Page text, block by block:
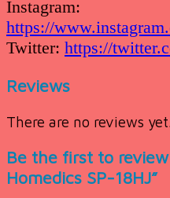
Instagram:
https://
Twitter: https://
Reviews
There are no reviews yet.
Be the first to review
Homedics SP-18HJ”